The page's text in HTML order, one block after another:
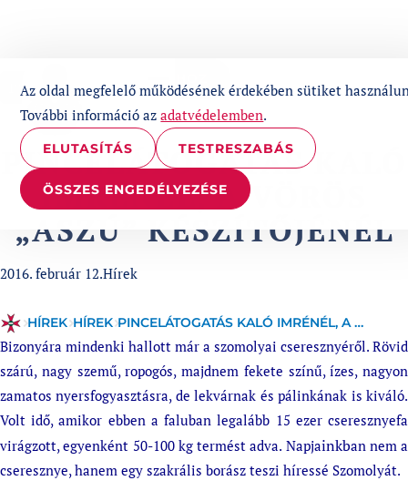
Az oldal megfelelő működésének érdekében sütiket
További információ azadatvédelemben.
ELUTASÍTÁS TESTRESZABÁS
ÖSSZES ENGEDÉLYEZÉSE
1%
PINCELÁTOGATÁS KALÓ
IMRÉNÉL, A VÖRÖS
„ASZÚ” KÉSZÍTŐJÉNÉL
Published at
2016. február 12.Categories:
Hírek
HÍREK HÍREK PINCELÁTOGATÁS KALÓ IMRÉNÉL, A VÖRÖS „ASZÚ” KÉSZÍTŐJÉNÉL
Bizonyára mindenki hallott már a szomolyai cseresznyéről. Rövid
szárú, nagy szemű, ropogós, majdnem fekete színű, ízes, nagyon
zamatos nyersfogyasztásra, de lekvárnak és pálinkának is kiváló.
Volt idő, amikor ebben a faluban legalább 15 ezer cseresznyefa
virágzott, egyenként 50-100 kg termést adva. Napjainkban nem a
cseresznye, hanem egy szakrális borász teszi híressé Szomolyát.